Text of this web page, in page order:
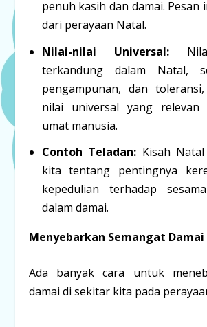
penuh kasih dan damai. Pesan
dari perayaan Natal.
Nilai-nilai Universal:
terkandung dalam Natal,
pengampunan, dan
nilai universal yang relevan
umat manusia.
Contoh Teladan: Kisah
kita tentang pentingnya
kepedulian terhadap
dalam damai.
Menyebarkan Semangat Damai
Ada banyak cara untuk
damai di sekitar kita pada